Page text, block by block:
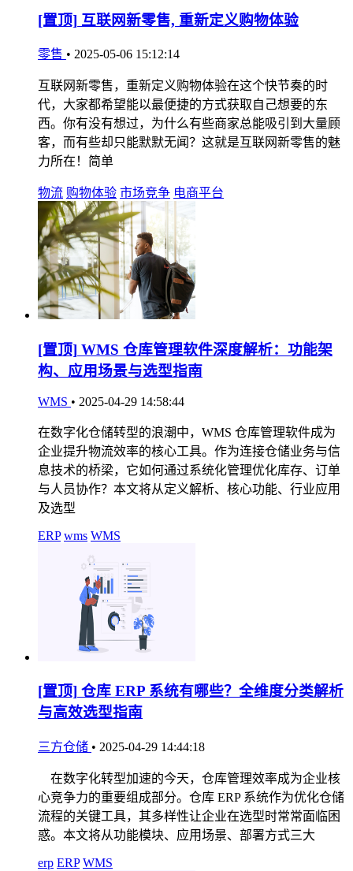
[置顶] 互联网新零售, 重新定义购物体验
零售 • 2025-05-06 15:12:14
互联网新零售，重新定义购物体验在这个快节奏的时
代，大家都希望能以最便捷的方式获取自己想要的东
西。你有没有想过，为什么有些商家总能吸引到大量顾
客，而有些却只能默默无闻？这就是互联网新零售的魅
力所在！简单
物流 购物体验 市场竞争 电商平台
[置顶] WMS 仓库管理软件深度解析：功能架
构、应用场景与选型指南
WMS • 2025-04-29 14:58:44
在数字化仓储转型的浪潮中，WMS 仓库管理软件成为
企业提升物流效率的核心工具。作为连接仓储业务与信
息技术的桥梁，它如何通过系统化管理优化库存、订单
与人员协作？本文将从定义解析、核心功能、行业应用
及选型
ERP wms WMS
[置顶] 仓库 ERP 系统有哪些？全维度分类解析
与高效选型指南
三方仓储 • 2025-04-29 14:44:18
在数字化转型加速的今天，仓库管理效率成为企业核
心竞争力的重要组成部分。仓库 ERP 系统作为优化仓储
流程的关键工具，其多样性让企业在选型时常常面临困
惑。本文将从功能模块、应用场景、部署方式三大
erp ERP WMS